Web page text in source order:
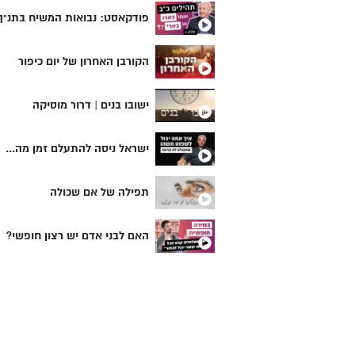
פודקאסט: נבואות המשיח בתנ"ך
הקורבן האחרון של יום כיפור
ישובו בנים | דרור מוסיקה
ישראל ניסה להתעלם זמן מה...
תפילה של אם שכולה
האם לבני אדם יש רצון חופשי?